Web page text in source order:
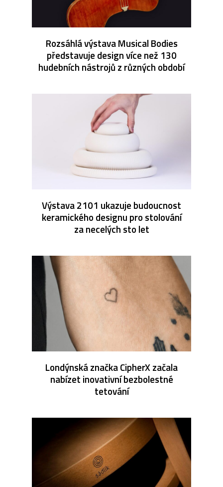
Rozsáhlá výstava Musical Bodies
představuje design více než 130
hudebních nástrojů z různých období
Výstava 2101 ukazuje budoucnost
keramického designu pro stolování
za necelých sto let
Londýnská značka CipherX začala
nabízet inovativní bezbolestné
tetování